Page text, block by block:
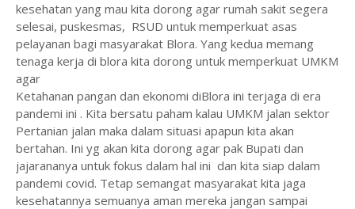
kesehatan yang mau kita dorong agar rumah sakit segera
selesai, puskesmas, RSUD untuk memperkuat asas
pelayanan bagi masyarakat Blora. Yang kedua memang
tenaga kerja di blora kita dorong untuk memperkuat UMKM
agar
Ketahanan pangan dan ekonomi diBlora ini terjaga di era
pandemi ini . Kita bersatu paham kalau UMKM jalan sektor
Pertanian jalan maka dalam situasi apapun kita akan
bertahan. Ini yg akan kita dorong agar pak Bupati dan
jajarananya untuk fokus dalam hal ini dan kita siap dalam
pandemi covid. Tetap semangat masyarakat kita jaga
kesehatannya semuanya aman mereka jangan sampai